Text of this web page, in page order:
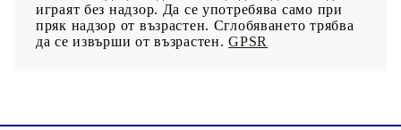
играят без надзор. Да се употребява само при
пряк надзор от възрастен. Сглобяването трябва
да се извърши от възрастен.GPSR